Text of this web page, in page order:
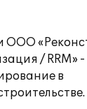
ООО
/ RRM»
в